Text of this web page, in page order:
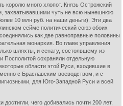
королю много хлопот. Князь Острожский
захватывавшими чуть не всю нынешнюю
10 млн руб. на наши деньги). Эти два
сейме политический союз обоих
как две равноправные половины
монархия. Во главе управления
шляхты, и сенату, состоявшему из
Посполитой сохраняли отдельную
области этой Руси, входившие в
с Браславским воеводством, и с
для Юго-Западной Руси и всей
чего добивались почти 200 лет,